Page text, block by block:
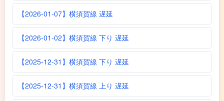
【2026-01-07】横須賀線 遅延
【2026-01-02】横須賀線 下り 遅延
【2025-12-31】横須賀線 下り 遅延
【2025-12-31】横須賀線 上り 遅延